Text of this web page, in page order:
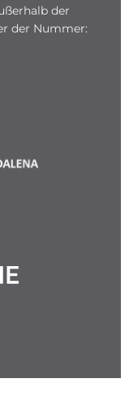
der
der Nummer: